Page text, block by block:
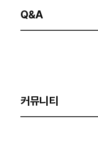
Q&A
커뮤니티